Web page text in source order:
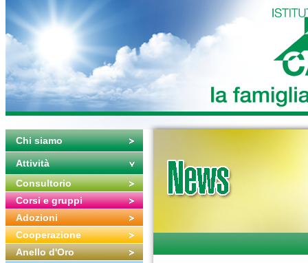
Chi siamo
Attività
Consultorio
Corsi e gruppi
Adozioni
Cooperazione
Anello d'Oro